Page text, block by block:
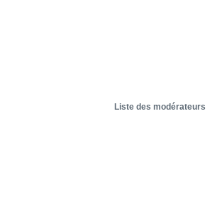
Liste des modérateurs